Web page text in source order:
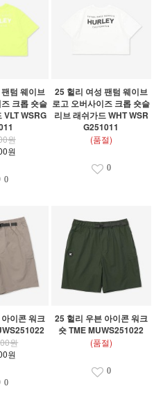
텀 웨이브
크롭 숏슬
VLT WSRG
원
원
0
25 헐리 여성 팬텀 웨이브
로고 오버사이즈 크롭 숏슬
리브 래쉬가드 WHT WSR
G251011
(품절)
0
이콘 워크
원
원
0
25 헐리 우븐 아이콘 워크
숏 TME MUWS251022
(품절)
0